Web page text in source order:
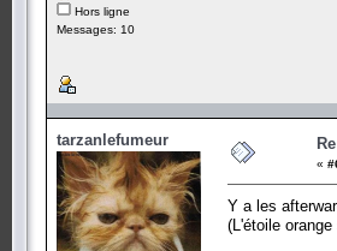
Hors ligne
Messages: 10
tarzanlefumeur
«
Y a les
(L'étoile